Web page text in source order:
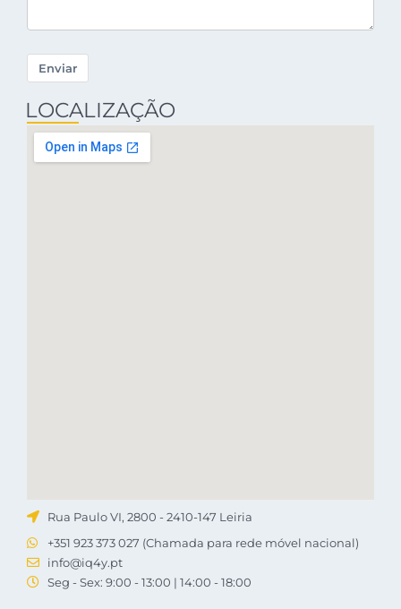
Enviar
LOCALIZAÇÃO
Rua Paulo VI, 2800 - 2410-147 Leiria
+351 923 373 027 (Chamada para rede móvel nacional)
info@iq4y.pt
Seg - Sex: 9:00 - 13:00 | 14:00 - 18:00